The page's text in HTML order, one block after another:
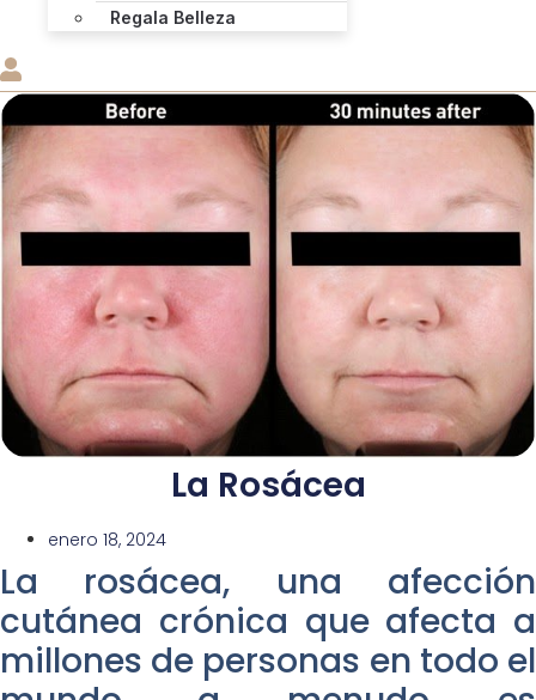
Regala Belleza
La Rosácea
enero 18, 2024
La rosácea, una afección
cutánea crónica que afecta a
millones de personas en todo el